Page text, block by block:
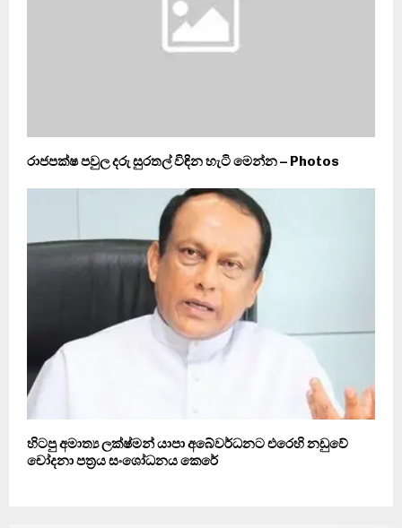
රාජපක්ෂ පවුල දරු සුරතල් විඳින හැටි මෙන්න – Photos
හිටපු අමාත්‍ය ලක්ෂ්මන් යාපා අබේවර්ධනට එරෙහි නඩුවේ
චෝදනා පත්‍රය සංශෝධනය කෙරේ